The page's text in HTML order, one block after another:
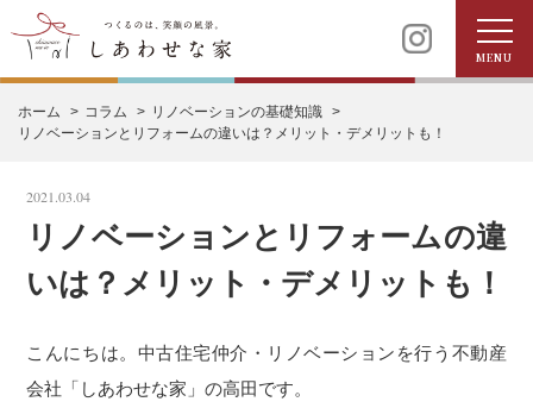
MENU
ホーム コラム
リノベーションの基礎知識
リノベーションとリフォームの違いは？メリット・デメリットも！
2021.03.04
リノベーションとリフォームの違
いは？メリット・デメリットも！
こんにちは。中古住宅仲介・リノベーションを行う不動産
会社「しあわせな家」の高田です。